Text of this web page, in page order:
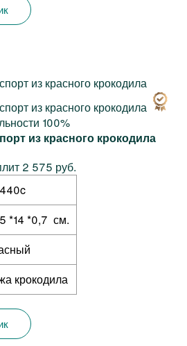
100%
из красного крокодила
2 575 руб.
*14 *0,7 см.
крокодила